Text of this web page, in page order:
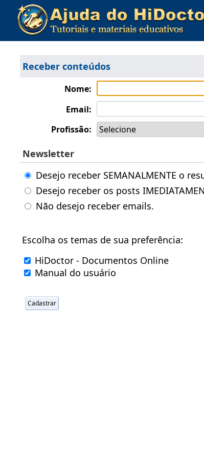
Receber conteúdos
Nome:
Email:
Profissão:
Newsletter
Desejo receber SEMANALMENTE o
Desejo receber os posts
Não desejo receber emails.
Escolha os temas de sua preferência:
HiDoctor - Documentos Online
Manual do usuário